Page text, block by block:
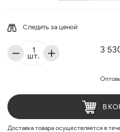
Следить за ценой
3
шт.
В
Доставка товара осуществляется в